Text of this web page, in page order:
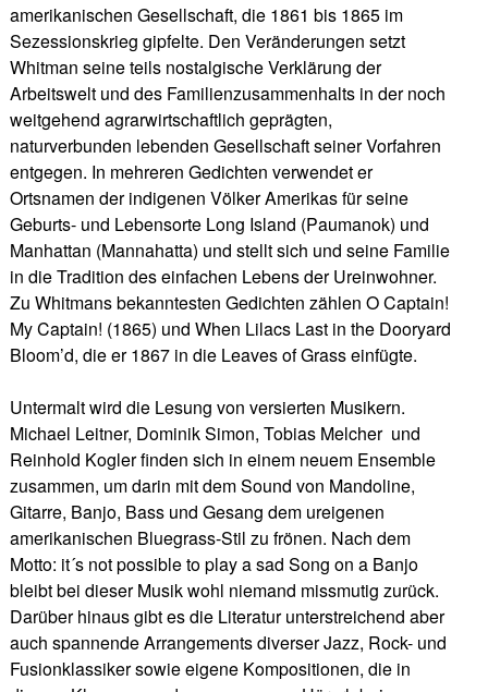
amerikanischen Gesellschaft, die 1861 bis 1865 im
Sezessionskrieg gipfelte. Den Veränderungen setzt
Whitman seine teils nostalgische Verklärung der
Arbeitswelt und des Familienzusammenhalts in der noch
weitgehend agrarwirtschaftlich geprägten,
naturverbunden lebenden Gesellschaft seiner Vorfahren
entgegen. In mehreren Gedichten verwendet er
Ortsnamen der indigenen Völker Amerikas für seine
Geburts- und Lebensorte Long Island (Paumanok) und
Manhattan (Mannahatta) und stellt sich und seine Familie
in die Tradition des einfachen Lebens der Ureinwohner.
Zu Whitmans bekanntesten Gedichten zählen O Captain!
My Captain! (1865) und When Lilacs Last in the Dooryard
Bloom’d, die er 1867 in die Leaves of Grass einfügte.
Untermalt wird die Lesung von versierten Musikern.
Michael Leitner, Dominik Simon, Tobias Melcher und
Reinhold Kogler finden sich in einem neuem Ensemble
zusammen, um darin mit dem Sound von Mandoline,
Gitarre, Banjo, Bass und Gesang dem ureigenen
amerikanischen Bluegrass-Stil zu frönen. Nach dem
Motto: it´s not possible to play a sad Song on a Banjo
bleibt bei dieser Musik wohl niemand missmutig zurück.
Darüber hinaus gibt es die Literatur unterstreichend aber
auch spannende Arrangements diverser Jazz, Rock- und
Fusionklassiker sowie eigene Kompositionen, die in